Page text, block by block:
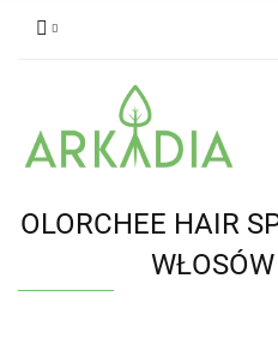
OLORCHEE HAIR